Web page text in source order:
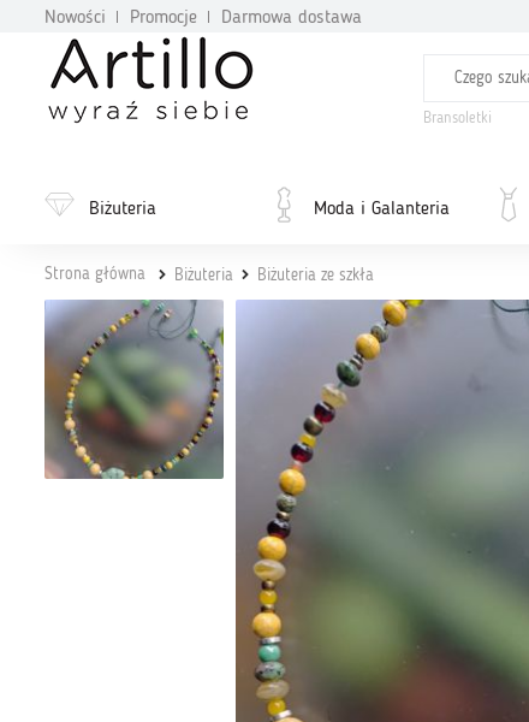
Nowości Promocje Darmowa dostawa
Bransoletki
Biżuteria Moda i Galanteria
Strona główna Biżuteria Biżuteria ze szkła